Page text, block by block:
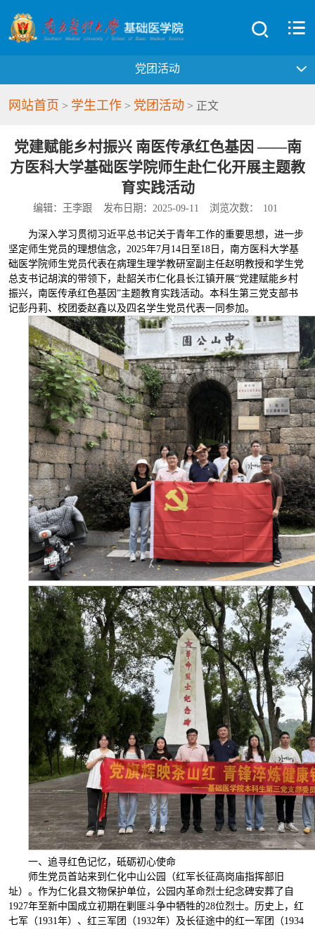
党团活动
网站首页 > 学生工作> 党团活动 > 正文
党建赋能乡村振兴 南医传承红色基因 ——南
方医科大学基础医学院师生赴仁化开展主题教
育实践活动
编辑：王李跟 发布日期：2025-09-11 浏览次数： 101
为深入学习贯彻习近平总书记关于青年工作的重要思想，进一步
坚定师生党员的理想信念，2025年7月14日至18日，南方医科大学基
础医学院师生党员代表在病理生理学教研室副主任赵明教授和学生党
总支书记胡滨的带领下，赴韶关市仁化县长江镇开展“党建赋能乡村
振兴，南医传承红色基因”主题教育实践活动。本科生第三党支部书
记彭丹莉、校团委赵鑫以及四名学生党员代表一同参加。
一、追寻红色记忆，砥砺初心使命
师生党员首站来到仁化中山公园（红军长征高岗庙指挥部旧
址）。作为仁化县文物保护单位，公园内革命烈士纪念碑安葬了自
1927年至新中国成立初期在剿匪斗争中牺牲的28位烈士。历史上，红
七军（1931年）、红三军团（1932年）及长征途中的红一军团（1934